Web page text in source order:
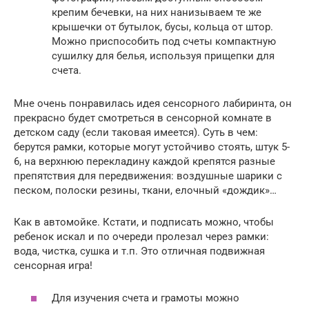
крепим бечевки, на них нанизываем те же
крышечки от бутылок, бусы, кольца от штор.
Можно приспособить под счеты компактную
сушилку для белья, используя прищепки для
счета.
Мне очень понравилась идея сенсорного лабиринта, он
прекрасно будет смотреться в сенсорной комнате в
детском саду (если таковая имеется). Суть в чем:
берутся рамки, которые могут устойчиво стоять, штук 5-
6, на верхнюю перекладину каждой крепятся разные
препятствия для передвижения: воздушные шарики с
песком, полоски резины, ткани, елочный «дождик»…
Как в автомойке. Кстати, и подписать можно, чтобы
ребенок искал и по очереди пролезал через рамки:
вода, чистка, сушка и т.п. Это отличная подвижная
сенсорная игра!
Для изучения счета и грамоты можно